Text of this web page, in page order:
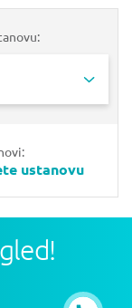
ustanovu